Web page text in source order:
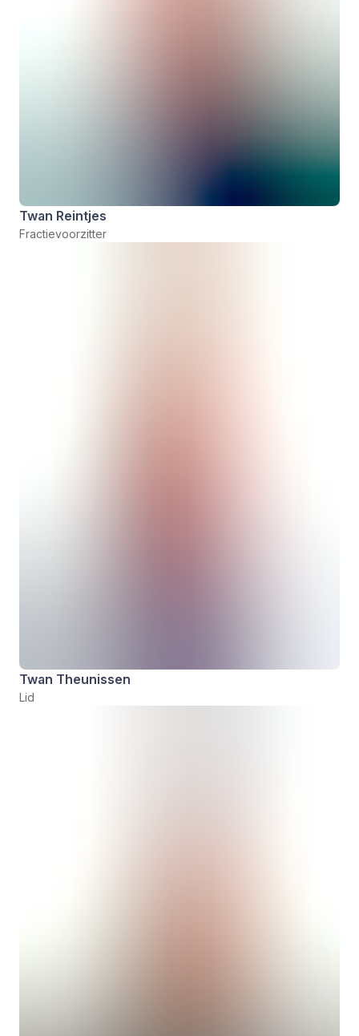
Twan Reintjes
Fractievoorzitter
Twan Theunissen
Lid